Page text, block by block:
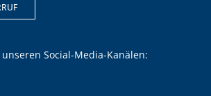
Social-Media-Kanälen: